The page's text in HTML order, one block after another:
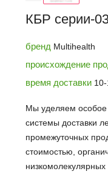
КБР серии-
бренд Multihealth
происхождение
время доставки
Мы уделяем
системы доставки
промежуточных
стоимостью,
низкомолекулярных